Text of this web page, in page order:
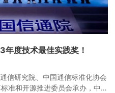
度技术最佳实践奖！
信研究院、中国通信标准化协会
准和开源推进委员会承办，中国